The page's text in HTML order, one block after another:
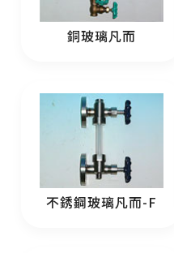
銅玻璃凡而
不銹鋼玻璃凡而-F